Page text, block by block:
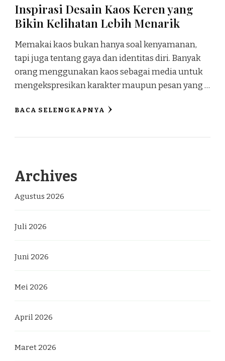
Inspirasi Desain Kaos Keren yang
Bikin Kelihatan Lebih Menarik
Memakai kaos bukan hanya soal kenyamanan,
tapi juga tentang gaya dan identitas diri. Banyak
orang menggunakan kaos sebagai media untuk
mengekspresikan karakter maupun pesan yang …
BACA SELENGKAPNYA
Archives
Agustus 2026
Juli 2026
Juni 2026
Mei 2026
April 2026
Maret 2026